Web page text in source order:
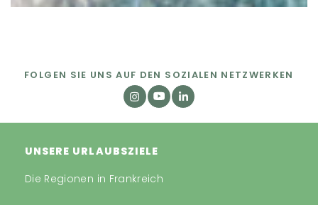
FOLGEN SIE UNS AUF DEN SOZIALEN NETZWERKEN
UNSERE URLAUBSZIELE
Die Regionen in Frankreich